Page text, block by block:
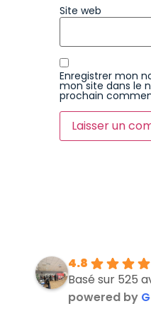
Site web
Enregistrer mon
mon site dans le
prochain
4.8
Basé sur 525
powered by G